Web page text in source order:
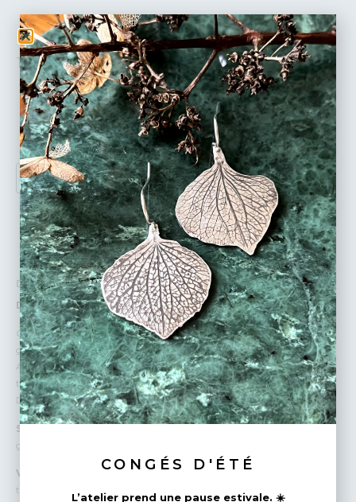
1,020€
TAILLE
AJOUTER AU PANIER
DÉTAILS :
Des Matériaux Nobles :
Or 18 Carats : Chaque bague est finement travaillée en or 18 carats,
garantissant une brillance et une durabilité exceptionnelles.
Argent Massif : L’argent utilisé est d’une pureté élevée, apportant une
touche de fraîcheur et d’élégance à chaque pièce.
Des Textures Uniques :
Savoir faire artisanal :Je fabrique chaque bague à la main , ce qui
garantit que chaque pièce est véritablement unique.
Variations Naturelles : En raison de leur fabrication artisanale, les
textures peuvent varier légèrement d’une bague à l’autre, ce qui rend
CONGÉS D'ÉTÉ
L’atelier prend une pause estivale. ☀️